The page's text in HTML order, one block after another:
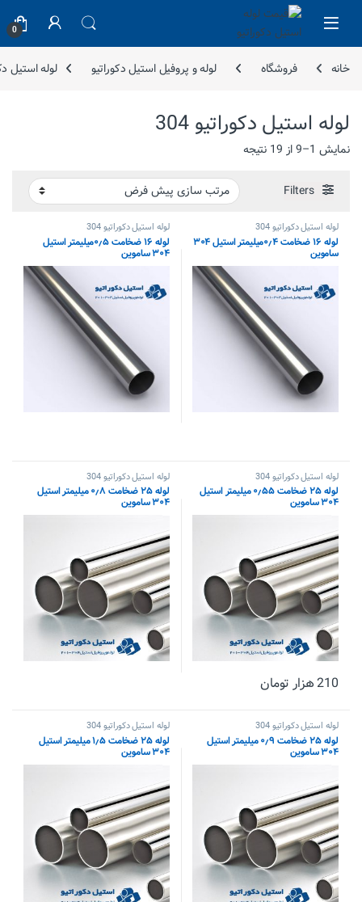
Skip to navigation
Skip to content
0
خانه فروشگاه لوله و پروفیل استیل دکوراتیو لوله استیل
لوله استیل دکوراتیو 304
نمایش 1–9 از 19 نتیجه
Filters
لوله استیل دکوراتیو 304
لوله ۱۶ ضخامت ۰٫۴میلیمتر استیل ۳۰۴
ساموین
لوله استیل دکوراتیو 304
لوله ۱۶ ضخامت ۰٫۵میلیمتر استیل
۳۰۴ ساموین
لوله استیل دکوراتیو 304
لوله ۲۵ ضخامت ۰٫۵۵ میلیمتر استیل
۳۰۴ ساموین
210هزار تومان
لوله استیل دکوراتیو 304
لوله ۲۵ ضخامت ۰٫۸ میلیمتر استیل
۳۰۴ ساموین
لوله استیل دکوراتیو 304
لوله ۲۵ ضخامت ۰٫۹ میلیمتر استیل
۳۰۴ ساموین
لوله استیل دکوراتیو 304
لوله ۲۵ ضخامت ۱٫۵ میلیمتر استیل
۳۰۴ ساموین